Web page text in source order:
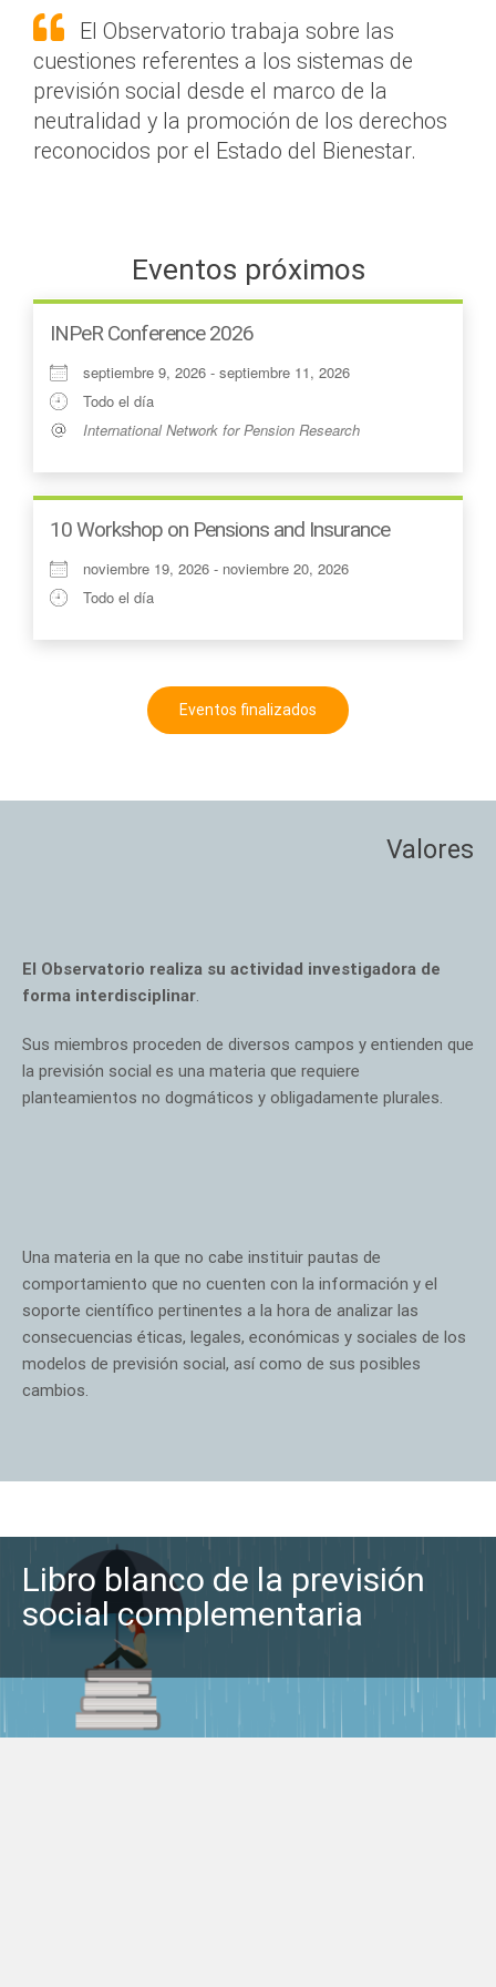
El Observatorio trabaja sobre las
cuestiones referentes a los sistemas de
previsión social desde el marco de la
neutralidad y la promoción de los derechos
reconocidos por el Estado del Bienestar.
Eventos próximos
INPeR Conference 2026
septiembre 9, 2026 - septiembre 11, 2026
Todo el día
International Network for Pension Research
10 Workshop on Pensions and Insurance
noviembre 19, 2026 - noviembre 20, 2026
Todo el día
Eventos finalizados
Valores
El Observatorio realiza su actividad investigadora de
forma interdisciplinar.
Sus miembros proceden de diversos campos y entienden que
la previsión social es una materia que requiere
planteamientos no dogmáticos y obligadamente plurales.
Una materia en la que no cabe instituir pautas de
comportamiento que no cuenten con la información y el
soporte científico pertinentes a la hora de analizar las
consecuencias éticas, legales, económicas y sociales de los
modelos de previsión social, así como de sus posibles
cambios.
Libro blanco de la previsión
social complementaria